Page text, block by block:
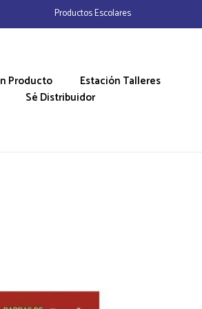
Productos Escolares
Producto
Estación Talleres
Sé Distribuidor